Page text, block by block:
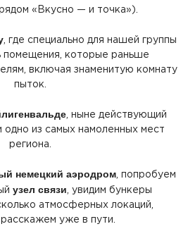
«Вкусно — и точка»).
, где специально для нашей группы
помещения, которые раньше
включая знаменитую комнату
пыток.
, ныне действующий
одно из самых намоленных мест
региона.
немецкий аэродром, попробуем
узел связи , увидим бункеры
атмосферных локаций,
уже в пути.